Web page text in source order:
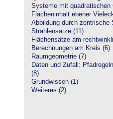
Systeme mit quadratischen
Flächeninhalt ebener
Abbildung durch zentrische
Strahlensätze (11)
Flächensätze am
Berechnungen am Kreis (6)
Raumgeometrie (7)
Daten und Zufall:
(8)
Grundwissen (1)
Weiteres (2)